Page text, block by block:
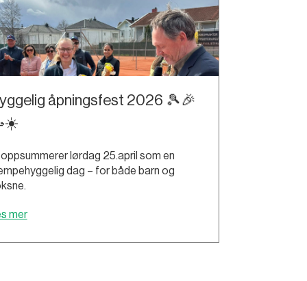
åpningsfest 2026 🎾🎉
lørdag 25.april som en
dag – for både barn og
mer